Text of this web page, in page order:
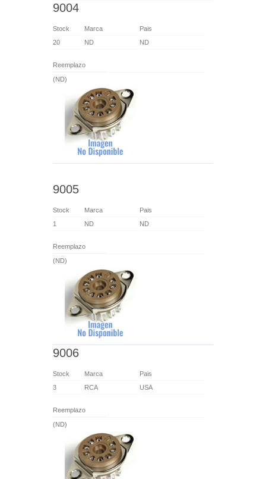
9004
Stock Marca
Pais
20
ND ND
Reemplazo
(ND)
9005
Stock Marca
Pais
1
ND ND
Reemplazo
(ND)
9006
Stock Marca
Pais
3
RCA USA
Reemplazo
(ND)